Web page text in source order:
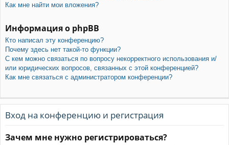
Как мне найти мои вложения?
Информация о phpBB
Кто написал эту конференцию?
Почему здесь нет такой-то функции?
С кем можно связаться по вопросу некорректного использования и/
или юридических вопросов, связанных с этой конференцией?
Как мне связаться с администратором конференции?
Вход на конференцию и регистрация
Зачем мне нужно регистрироваться?